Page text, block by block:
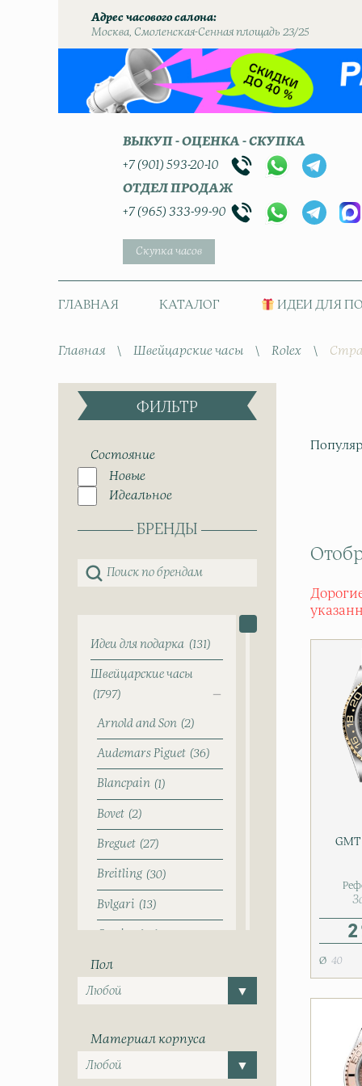
Адрес часового салона
Москва, Смоленская-Сенная площадь 23/25
ВЫКУП - ОЦЕНКА - СКУПКА
+7 (901) 593-20-10
ОТДЕЛ ПРОДАЖ
+7 (965) 333-99-90
Скупка часов
ГЛАВНАЯ КАТАЛОГ ИДЕИ ДЛЯ
Главная \ Швейцарские часы \ Rolex \
ФИЛЬТР
Состояние
Идеальное
Новые
БРЕНДЫ
Идеи для подарка 131
Швейцарские часы
1797
Arnold and Son 2
Audemars Piguet 36
Blancpain 1
Bovet 2
Breguet 27
Breitling 30
Bvlgari 13
Chopard
CVSTOS
Пол
Материал корпуса
2
40